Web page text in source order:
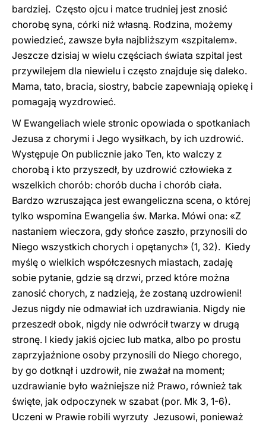
bardziej. Często ojcu i matce trudniej jest znosić
chorobę syna, córki niż własną. Rodzina, możemy
powiedzieć, zawsze była najbliższym «szpitalem».
Jeszcze dzisiaj w wielu częściach świata szpital jest
przywilejem dla niewielu i często znajduje się daleko.
Mama, tato, bracia, siostry, babcie zapewniają opiekę i
pomagają wyzdrowieć.
W Ewangeliach wiele stronic opowiada o spotkaniach
Jezusa z chorymi i Jego wysiłkach, by ich uzdrowić.
Występuje On publicznie jako Ten, kto walczy z
chorobą i kto przyszedł, by uzdrowić człowieka z
wszelkich chorób: chorób ducha i chorób ciała.
Bardzo wzruszająca jest ewangeliczna scena, o której
tylko wspomina Ewangelia św. Marka. Mówi ona: «Z
nastaniem wieczora, gdy słońce zaszło, przynosili do
Niego wszystkich chorych i opętanych» (1, 32). Kiedy
myślę o wielkich współczesnych miastach, zadaję
sobie pytanie, gdzie są drzwi, przed które można
zanosić chorych, z nadzieją, że zostaną uzdrowieni!
Jezus nigdy nie odmawiał ich uzdrawiania. Nigdy nie
przeszedł obok, nigdy nie odwrócił twarzy w drugą
stronę. I kiedy jakiś ojciec lub matka, albo po prostu
zaprzyjaźnione osoby przynosili do Niego chorego,
by go dotknął i uzdrowił, nie zważał na moment;
uzdrawianie było ważniejsze niż Prawo, również tak
święte, jak odpoczynek w szabat (por. Mk 3, 1-6).
Uczeni w Prawie robili wyrzuty Jezusowi, ponieważ